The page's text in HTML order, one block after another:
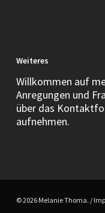
Weiteres
Willkommen auf
Anregungen und
über das
aufnehmen.
© 2026 Melanie Thoma. /